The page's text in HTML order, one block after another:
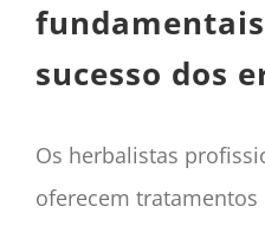
sucesso dos
Os herbalistas
oferecem tratamentos